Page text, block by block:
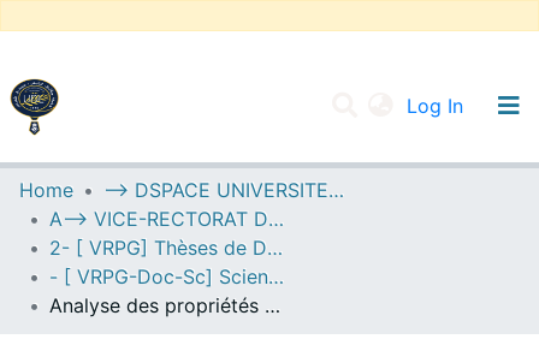
Log In
UNIVERSITY OF D.L SIDI BEL ABBES
Communities & Collections
All of DSpace
Statistics
Home
--> DSPACE UNIVERSITE DJILALLI LIABES DE SIDI BEL ABBES
A--> VICE-RECTORAT DE LA POST-GRADUATION
2- [ VRPG] Thèses de Doctorat en Sciences
- [ VRPG-Doc-Sc] Sciences physiques --- علوم فيزيائية
Analyse des propriétés physiques des nanomatériaux à base nitrure de bore et de carbone